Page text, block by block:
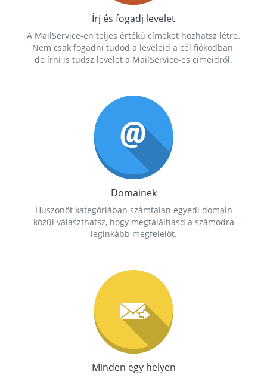
Írj és fogadj levelet
A MailService-en teljes értékű címeket hozhatsz létre.
Nem csak fogadni tudod a leveleid a cél fiókodban,
de írni is tudsz levelet a MailService-es címeidről.
Domainek
Huszonöt kategóriában számtalan egyedi domain
közül választhatsz, hogy megtalálhasd a számodra
leginkább megfelelőt.
Minden egy helyen